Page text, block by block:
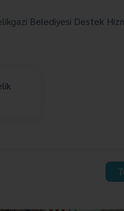
Belediyesi Destek